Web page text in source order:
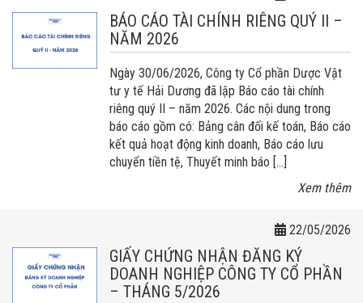
BÁO CÁO TÀI CHÍNH RIÊNG QUÝ II –
NĂM 2026
Ngày 30/06/2026, Công ty Cổ phần Dược Vật
tư y tế Hải Dương đã lập Báo cáo tài chính
riêng quý II – năm 2026. Các nội dung trong
báo cáo gồm có: Bảng cân đối kế toán, Báo cáo
kết quả hoạt động kinh doanh, Báo cáo lưu
chuyển tiền tệ, Thuyết minh báo […]
Xem thêm
22/05/2026
GIẤY CHỨNG NHẬN ĐĂNG KÝ
DOANH NGHIỆP CÔNG TY CỔ PHẦN
– THÁNG 5/2026